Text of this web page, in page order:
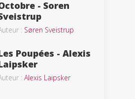
- Soren
: Søren Sveistrup
Poupées - Alexis
: Alexis Laipsker